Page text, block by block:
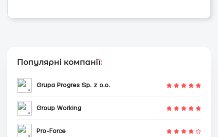
Популярні компанії:
Grupa Progres Sp. z o.o.
Group Working
Pro-Force